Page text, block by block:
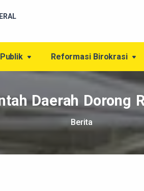
Reformasi Birokrasi
Daerah Dorong
Berita